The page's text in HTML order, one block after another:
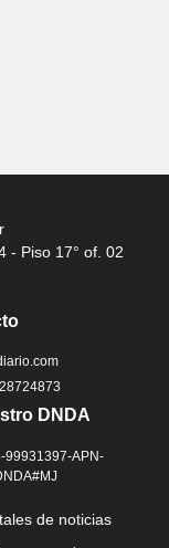
- Piso 17° of. 02
DNDA
99931397-APN-
de noticias